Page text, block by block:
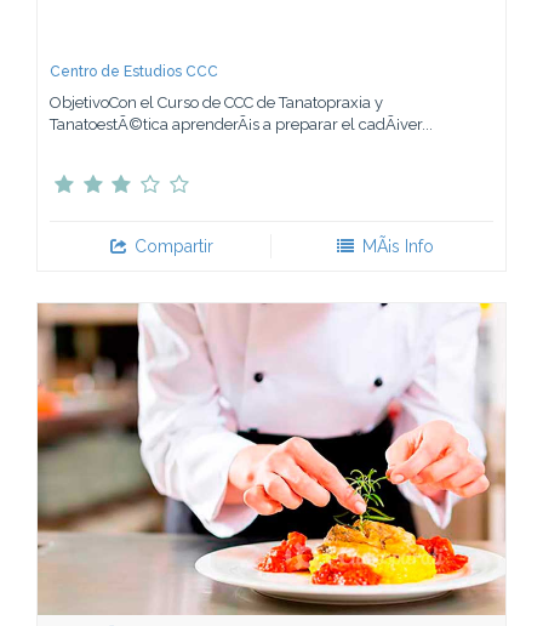
Centro de Estudios CCC
ObjetivoCon el Curso de CCC de Tanatopraxia y
TanatoestÃ©tica aprenderÃ¡s a preparar el cadÃ¡ver...
Compartir MÃ¡s Info